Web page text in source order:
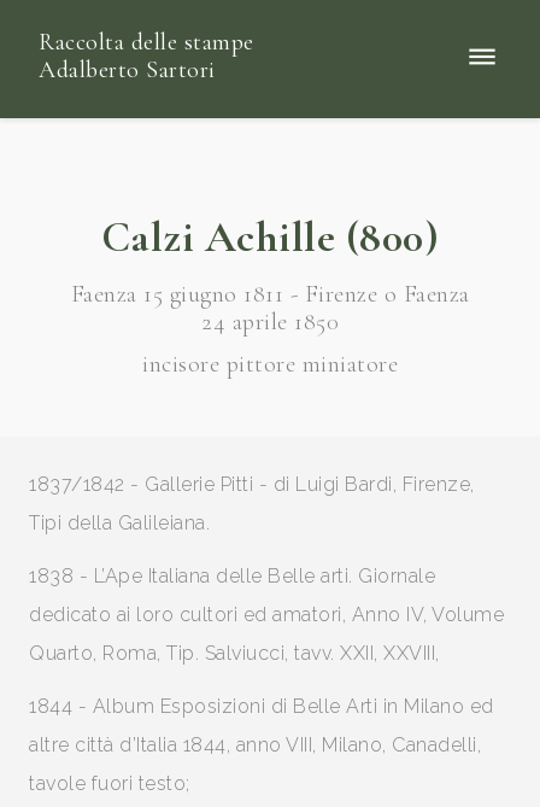
Raccolta delle stampe
Adalberto Sartori
Calzi Achille (800)
Faenza 15 giugno 1811 - Firenze o Faenza
24 aprile 1850
incisore pittore miniatore
1837/1842 - Gallerie Pitti - di Luigi Bardi, Firenze,
Tipi della Galileiana.
1838 - L’Ape Italiana delle Belle arti. Giornale
dedicato ai loro cultori ed amatori, Anno IV, Volume
Quarto, Roma, Tip. Salviucci, tavv. XXII, XXVIII,
1844 - Album Esposizioni di Belle Arti in Milano ed
altre città d’Italia 1844, anno VIII, Milano, Canadelli,
tavole fuori testo;